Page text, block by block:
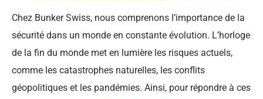
Chez Bunker Swiss, nous comprenons l’importance de la
sécurité dans un monde en constante évolution. L’horloge
de la fin du monde met en lumière les risques actuels,
comme les catastrophes naturelles, les conflits
géopolitiques et les pandémies. Ainsi, pour répondre à ces